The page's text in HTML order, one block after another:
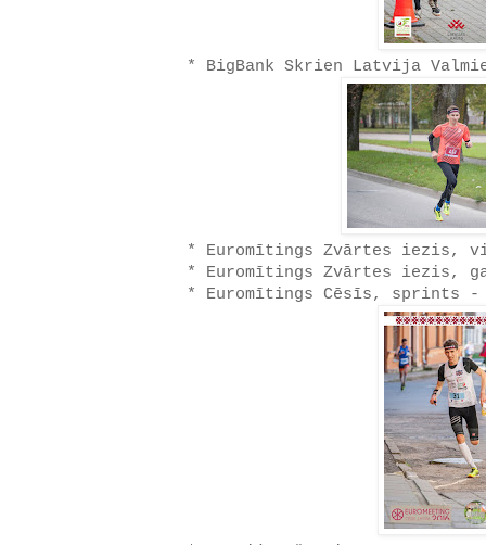
* BigBank Skrien Latvija
* Euromītings Zvārtes iezis,
* Euromītings Zvārtes iezis,
* Euromītings Cēsīs, sprints